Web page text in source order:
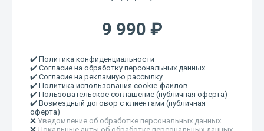
9 990 ₽
✔️ Политика конфиденциальности
✔️ Согласие на обработку персональных данных
✔️ Согласие на рекламную рассылку
✔️ Политика использования cookie-файлов
✔️ Пользовательское соглашение (публичная оферта)
✔️ Возмездный договор с клиентами (публичная
оферта)
❌ Уведомление об обработке персональных данных